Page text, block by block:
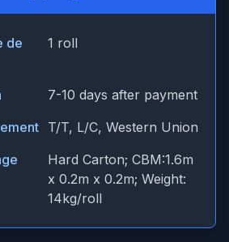
de
1 roll
7-10 days after payment
T/T, L/C, Western Union
Hard Carton; CBM:1.6m
x 0.2m x 0.2m; Weight:
14kg/roll